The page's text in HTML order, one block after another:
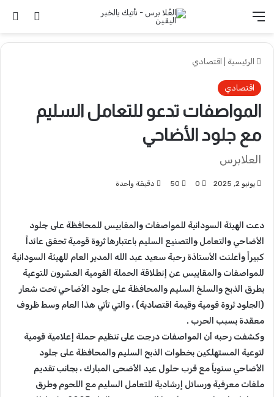
الرئيسية اقتصادي
اقتصادي
المواصفات تدعو للتعامل السليم
مع جلود الأضاحي
العلابرس
يونيو 2, 2025 0
50 دقيقة واحدة
دعت الهيئة السودانية للمواصفات والمقاييس للمحافظة على جلود
الأضاحي والتعامل والتصنيع السليم باعتبارها ثروة قومية تحقق عائداً
كبيراً وأعلنت الأستاذة رحبة سعيد عبد الله المدير العام للهيئة السودانية
للمواصفات والمقاييس عن إنطلاقة الحملة القومية العشرون للتوعية
بطرق الذبح والسلخ السليم والمحافظة على جلود الأضاحي تحت شعار
(الجلود ثروة قومية وقيمة اقتصادية) ، والتي تأتي هذا العام وسط ظروف
معقدة بسبب الحرب .
وكشفت رحبه أن المواصفات درجت على تنظيم حملة إعلامية قومية
لتوعية المستهلكين بخطوات الذبح السليم والمحافظة على جلود
الأضاحي سنوياً مع قرب حلول عيد الأضحى المبارك ، بجانب تقديم
ملفات معرفية ورسائل إرشادية للتعامل السليم مع اللحوم وطرق